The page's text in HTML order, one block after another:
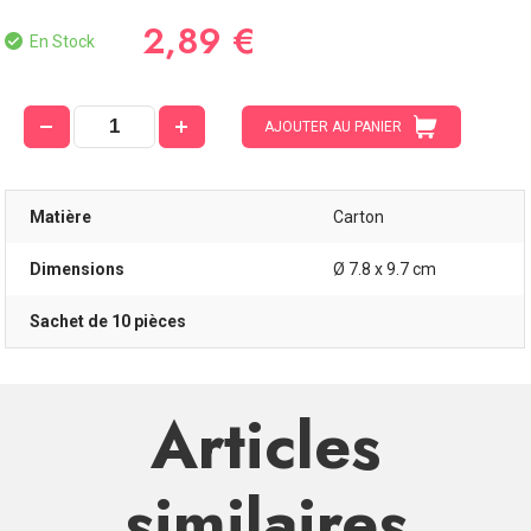
En Stock 2,89 €
AJOUTER AU PANIER
Matière Carton
Dimensions Ø 7.8 x 9.7 cm
Sachet de 10 pièces
Articles